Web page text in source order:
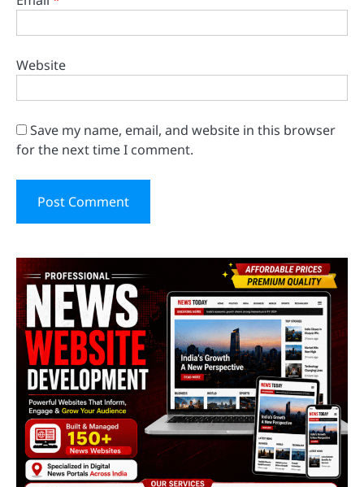
Website
Save my name, email, and website in this browser
for the next time I comment.